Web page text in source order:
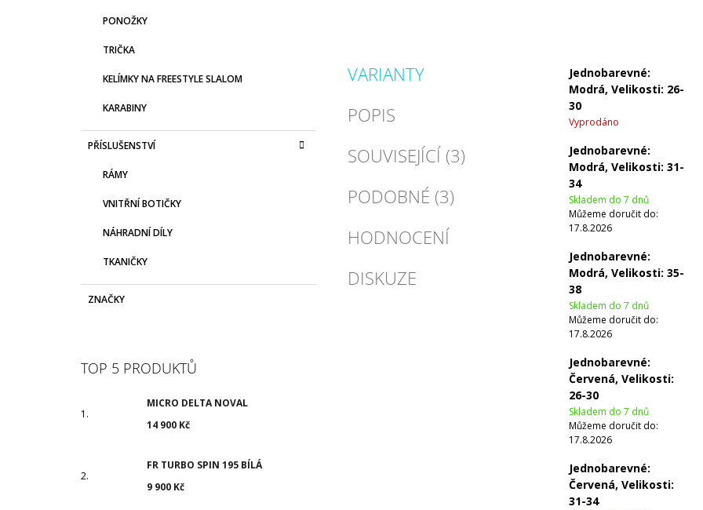
PONOŽKY
TRIČKA
KELÍMKY NA FREESTYLE SLALOM
KARABINY
PŘÍSLUŠENSTVÍ
RÁMY
VNITŘNÍ BOTIČKY
NÁHRADNÍ DÍLY
TKANIČKY
ZNAČKY
TOP 5 PRODUKTŮ
MICRO DELTA NOVAL
14 900 Kč
FR TURBO SPIN 195 BÍLÁ
9 900 Kč
VARIANTY
POPIS
SOUVISEJÍCÍ (3)
PODOBNÉ (3)
HODNOCENÍ
DISKUZE
Jednobarevné:
Modrá, Velikosti: 26-
30
Vyprodáno
Jednobarevné:
Modrá, Velikosti: 31-
34
Skladem do 7 dnů
Můžeme doručit do:
17.8.2026
Jednobarevné:
Modrá, Velikosti: 35-
38
Skladem do 7 dnů
Můžeme doručit do:
17.8.2026
Jednobarevné:
Červená, Velikosti:
26-30
Skladem do 7 dnů
Můžeme doručit do:
17.8.2026
Jednobarevné:
Červená, Velikosti:
31-34